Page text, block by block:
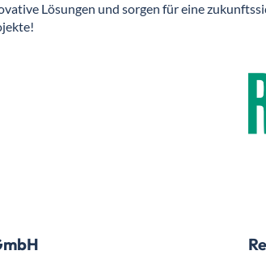
Lösungen und sorgen für eine